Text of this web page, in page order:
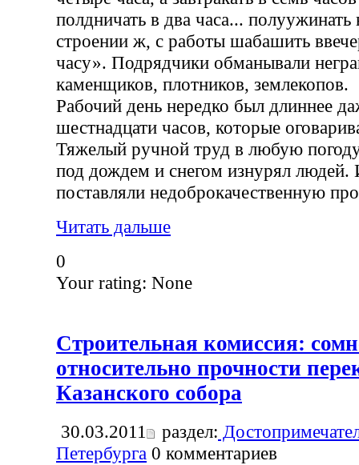
полдничать в два часа... полуужинать
строении ж, с работы шабашить
часу». Подрядчики обманывали
каменщиков, плотников, землекопов.
Рабочий день нередко был длиннее
шестнадцати часов, которые
Тяжелый ручной труд в любую
под дождем и снегом изнурял людей.
поставляли недоброкачественную
Читать дальше
0
Your rating: None
Строительная комиссия:
относительно прочности
Казанского собора
30.03.2011 раздел:
Петербурга 0 комментариев